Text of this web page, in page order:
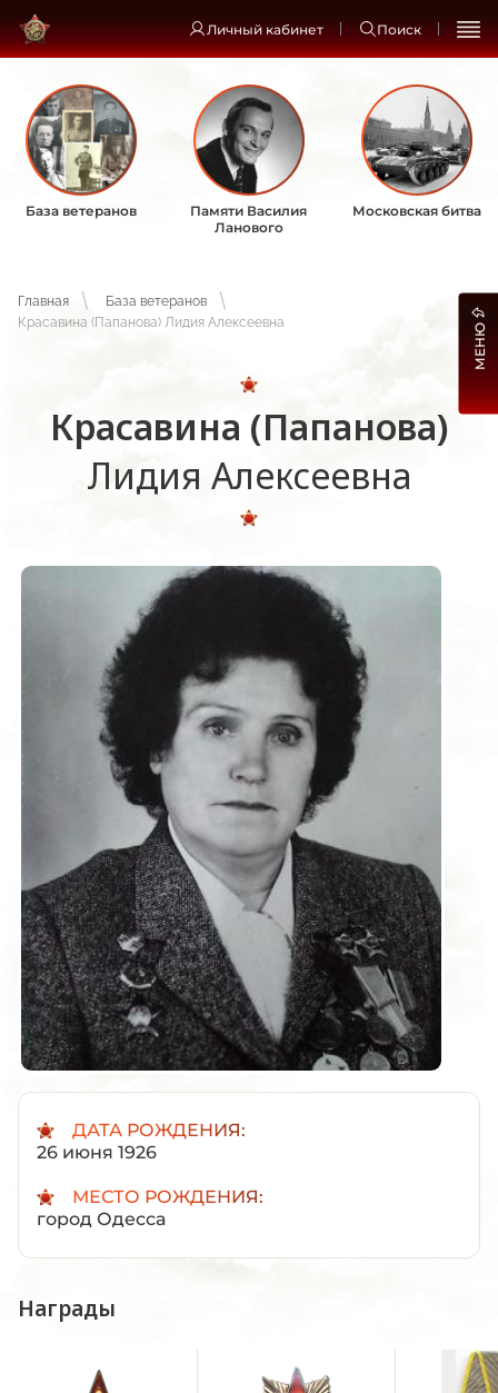
Личный кабинет Поиск
База ветеранов
Памяти Василия
Ланового
Московская битва
Главная
База ветеранов
Красавина (Папанова) Лидия Алексеевна
Красавина (Папанова)
Лидия Алексеевна
ДАТА РОЖДЕНИЯ:
26 июня 1926
МЕСТО РОЖДЕНИЯ:
город Одесса
Награды
МЕНЮ